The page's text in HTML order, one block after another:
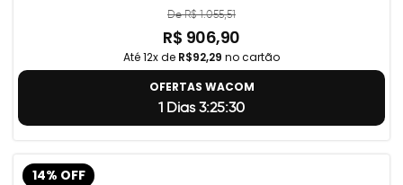
De R$ 1.055,51
R$ 906,90
Até 12x de R$92,29 no cartão
OFERTAS WACOM
1 Dias 3:25:29
14% OFF